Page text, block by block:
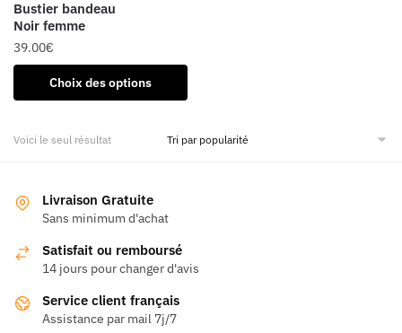
Bustier bandeau
Noir femme
39.00€
Choix des options
produit
plusieurs
options
peuvent
être
choisies
sur
la
Voici le seul résultat
Livraison Gratuite
Sans minimum d'achat
Satisfait ou remboursé
14 jours pour changer d'avis
Service client français
Assistance par mail 7j/7